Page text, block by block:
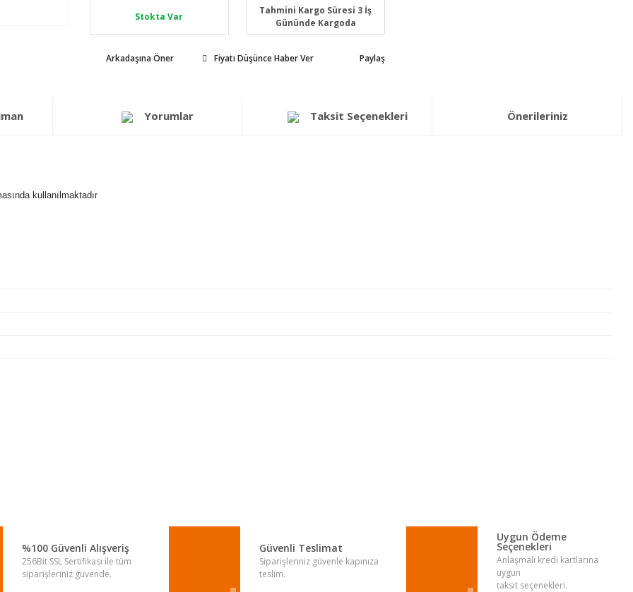
Stokta Var
Tahmini Kargo Süresi 3 İş
Gününde Kargoda
Arkadaşına Öner Fiyatı Düşünce Haber Ver Paylaş
Yorumlar Taksit Seçenekleri Önerileriniz
kullanılmaktadır
%100 Güvenli Alışveriş
256Bit SSL Sertifikası ile tüm
siparişleriniz güvende.
Güvenli Teslimat
Siparişleriniz güvenle kapınıza
teslim.
Uygun Ödeme
Seçenekleri
Anlaşmalı kredi kartlarına
uygun
taksit seçenekleri.